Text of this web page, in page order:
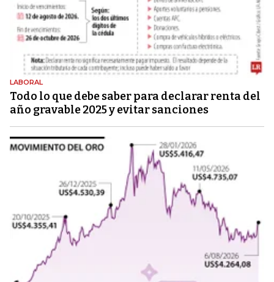
LABORAL
Todo lo que debe saber para declarar renta del
año gravable 2025 y evitar sanciones